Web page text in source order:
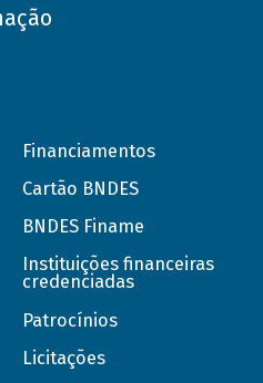
Financiamentos
Cartão BNDES
BNDES Finame
Instituições financeiras
credenciadas
Patrocínios
Licitações